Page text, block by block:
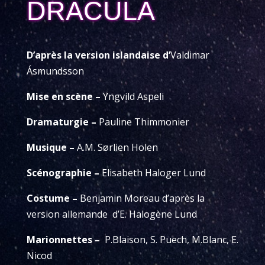
DRACULA
D’après la version islandaise d’Valdimar
Ásmundsson
Mise en scène –Yngvild Aspeli
Dramaturgie – Pauline Thimmonier
Musique – A.M. Sørlien Holen
Scénographie –Elisabeth Haloger Lund
Costume – Benjamin Moreau d’après la
version allemande d’E. Halogène Lund
Marionnettes– P.Blaison, S. Puech, M.Blanc, E.
Nicod